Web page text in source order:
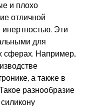
и плохо
отличной
Эти
для
сферах. Например,
а также в
разнообразие